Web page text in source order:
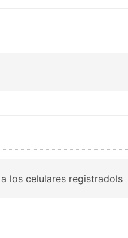
los celulares registradols